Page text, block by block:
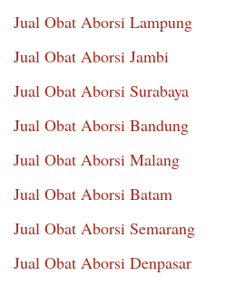
Jual Obat Aborsi Lampung
Jual Obat Aborsi Jambi
Jual Obat Aborsi Surabaya
Jual Obat Aborsi Bandung
Jual Obat Aborsi Malang
Jual Obat Aborsi Batam
Jual Obat Aborsi Semarang
Jual Obat Aborsi Denpasar